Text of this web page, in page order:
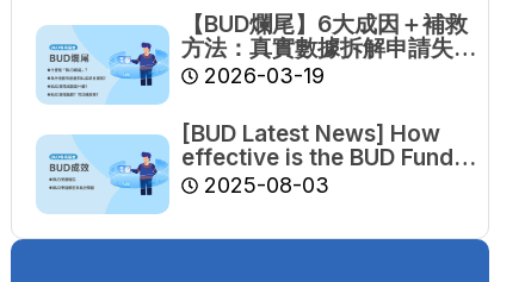
【BUD爛尾】6大成因＋補救
方法：真實數據拆解申請失
敗原因
2026-03-19
[BUD Latest News] How
effective is the BUD Fund?
The Audit Commission
2025-08-03